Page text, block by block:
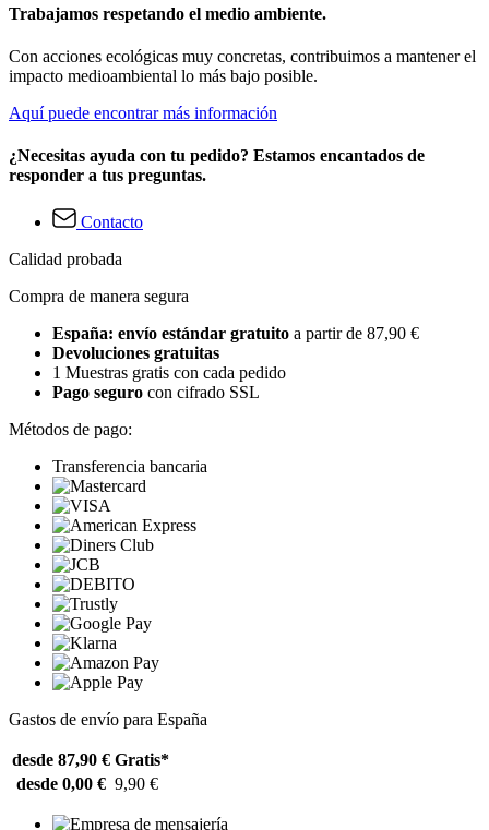
Trabajamos respetando el medio ambiente.
Con acciones ecológicas muy concretas, contribuimos a mantener el
impacto medioambiental lo más bajo posible.
Aquí puede encontrar más información
¿Necesitas ayuda con tu pedido? Estamos encantados de
responder a tus preguntas.
Contacto
Calidad probada
Compra de manera segura
España: envío estándar gratuito a partir de 87,90 €
Devoluciones gratuitas
1 Muestras gratis con cada pedido
Pago seguro con cifrado SSL
Métodos de pago:
Transferencia bancaria
Gastos de envío para España
desde 87,90 € Gratis*
desde 0,00 € 9,90 €